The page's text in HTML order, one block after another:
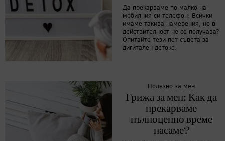
Да прекарваме по-малко на
мобилния си телефон: Всички
имаме такива намерения, но в
действителност не се получава?
Опитайте тези пет съвета за
дигитален детокс.
Полезно за мен
Грижа за мен: Как да
прекарваме
пълноценно време
насаме?